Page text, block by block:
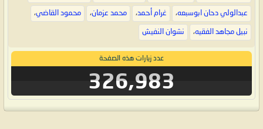
عبدالولي دحان ابوسبعه، غرام أحمد، محمد عزمان، محمود القاضي،
نبيل مجاهد الفقيه، نشوان النفيش
عدد زيارات هذه الصفحة
326,983